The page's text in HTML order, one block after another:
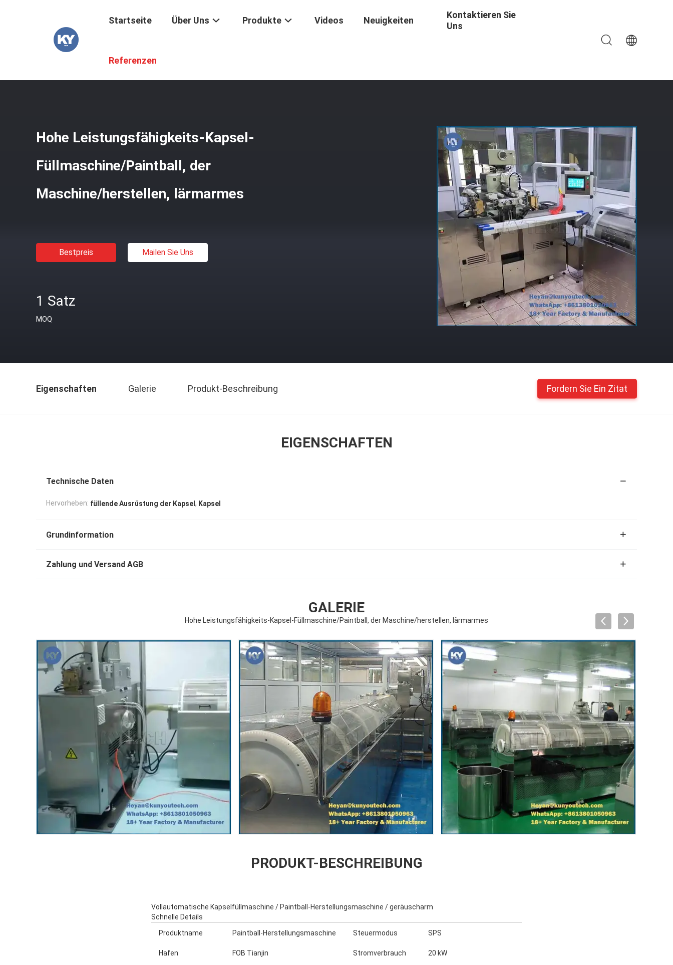
Startseite Über Uns Produkte Videos Neuigkeiten
Kontaktieren Sie
Uns
Referenzen
Startseite
Hohe Leistungsfähigkeits-Kapsel-
Füllmaschine/Paintball, der
Maschine/herstellen, lärmarmes
Bestpreis Mailen Sie Uns
1 Satz
MOQ
Eigenschaften Galerie Produkt-Beschreibung Fordern Sie Ein Zitat
EIGENSCHAFTEN
Technische Daten
Hervorheben: füllende Ausrüstung der Kapsel , Kapsel
Grundinformation
Zahlung und Versand AGB
GALERIE
Hohe Leistungsfähigkeits-Kapsel-Füllmaschine/Paintball, der Maschine/herstellen, lärmarmes
PRODUKT-BESCHREIBUNG
Vollautomatische Kapselfüllmaschine / Paintball-Herstellungsmaschine / geräuscharm
Schnelle Details
Produktname
Paintball-Herstellungsmaschine Steuermodus SPS
Hafen FOB Tianjin Stromverbrauch 20 kW